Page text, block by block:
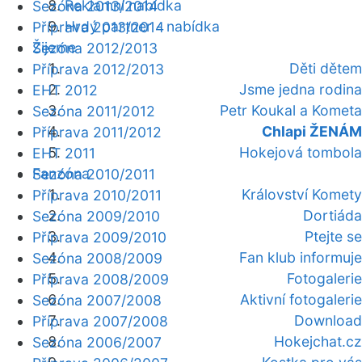
Reklamní nabídka
Hrdý partner - nabídka
Žijeme
Děti dětem
Jsme jedna rodina
Petr Koukal a Kometa
Chlapi ŽENÁM
Hokejová tombola
Fanzóna
Království Komety
Dortiáda
Ptejte se
Fan klub informuje
Fotogalerie
Aktivní fotogalerie
Download
Hokejchat.cz
Sezóna 2013/2014
Příprava 2013/2014
Sezóna 2012/2013
Příprava 2012/2013
EHT 2012
Sezóna 2011/2012
Příprava 2011/2012
EHT 2011
Sezóna 2010/2011
Příprava 2010/2011
Sezóna 2009/2010
Příprava 2009/2010
Sezóna 2008/2009
Příprava 2008/2009
Sezóna 2007/2008
Příprava 2007/2008
Sezóna 2006/2007